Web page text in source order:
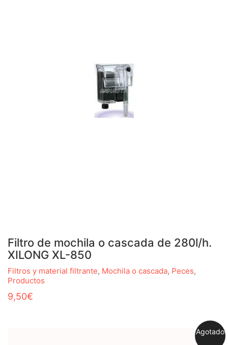
Filtro de mochila o cascada de 280l/h.
XILONG XL-850
Filtros y material filtrante, Mochila o cascada, Peces,
Productos
9,50€
Agotado